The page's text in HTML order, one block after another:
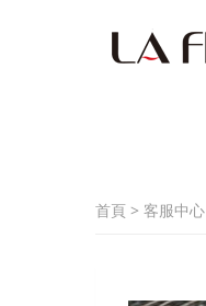
首頁 > 客服中心